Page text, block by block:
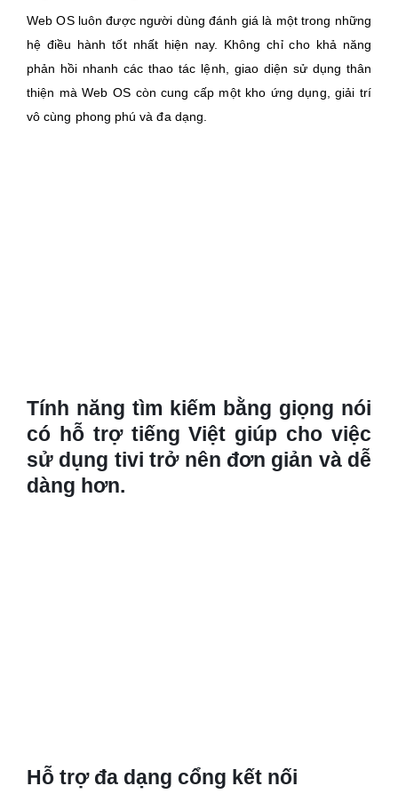
Web OS luôn được người dùng đánh giá là một trong những
hệ điều hành tốt nhất hiện nay. Không chỉ cho khả năng
phản hồi nhanh các thao tác lệnh, giao diện sử dụng thân
thiện mà Web OS còn cung cấp một kho ứng dụng, giải trí
vô cùng phong phú và đa dạng.
Tính năng tìm kiếm bằng giọng nói
có hỗ trợ tiếng Việt giúp cho việc
sử dụng tivi trở nên đơn giản và dễ
dàng hơn.
Hỗ trợ đa dạng cổng kết nối